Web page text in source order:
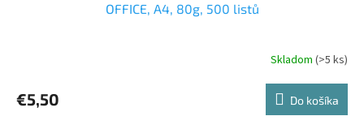
OFFICE, A4, 80g, 500 listů
Skladom (>5 ks)
€5,50 Do košíka